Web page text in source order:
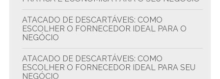
ATACADO DE DESCARTÁVEIS: COMO
ESCOLHER O FORNECEDOR IDEAL PARA O
NEGÓCIO
ATACADO DE DESCARTÁVEIS: COMO
ESCOLHER O FORNECEDOR IDEAL PARA SEU
NEGÓCIO